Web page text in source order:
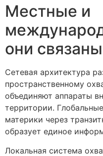
Местные и
они
Сетевая архитектура
пространственному
объединяют аппараты
территории.
материки через
образует единое
Локальная система